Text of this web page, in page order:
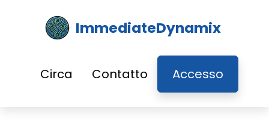
ImmediateDynamix
Circa Contatto Accesso